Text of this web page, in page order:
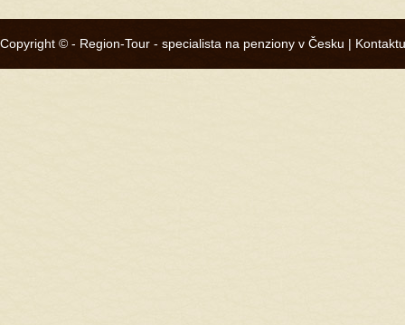
Copyright © - Region-Tour - specialista na penziony v Česku |